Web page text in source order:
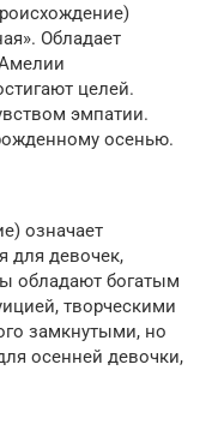
Обладает
целей.
эмпатии.
осенью.
означает
для девочек,
обладают богатым
творческими
замкнутыми, но
осенней девочки,